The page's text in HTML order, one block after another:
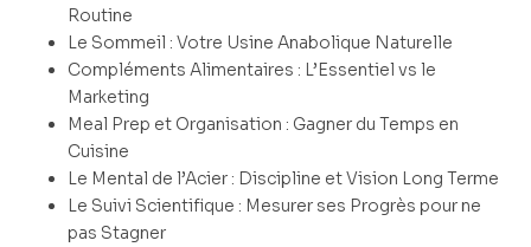
Routine
Le Sommeil : Votre Usine Anabolique Naturelle
Compléments Alimentaires : L’Essentiel vs le
Marketing
Meal Prep et Organisation : Gagner du Temps en
Cuisine
Le Mental de l’Acier : Discipline et Vision Long Terme
Le Suivi Scientifique : Mesurer ses Progrès pour ne
pas Stagner